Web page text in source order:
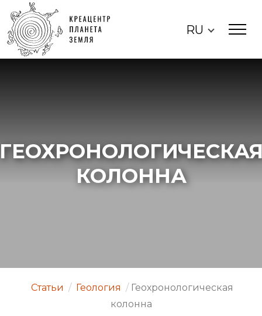
RU
КОЛОННА
Статьи / Геология / Геохронологическая
колонна